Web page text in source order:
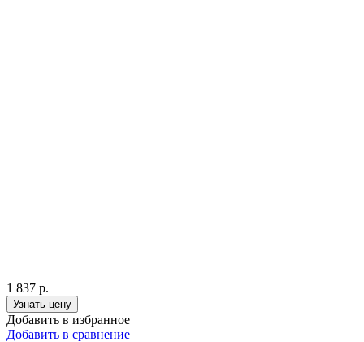
1 837 р.
Узнать цену
Добавить в избранное
Добавить в сравнение